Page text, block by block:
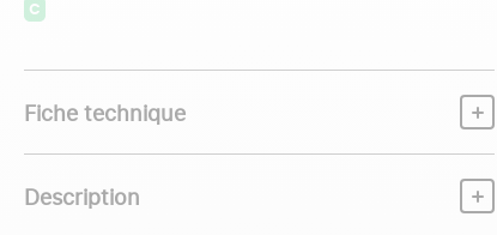
C
Fiche technique
Description